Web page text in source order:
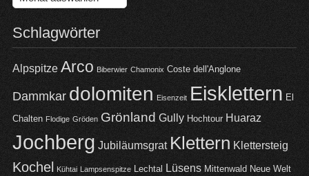
Schlagwörter
Alpspitze Arco Biberwier Chamonix Coste dell'Anglone
Dammkar dolomiten Eisenzeit Eisklettern El
Chalten Flodige Gröden Grönland Gully Hochtour Huaraz
Jochberg Jubiläumsgrat Klettern Klettersteig
Kochel Kühtai Lampsenspitze Lechtal Lüsens Mittenwald Neue Welt